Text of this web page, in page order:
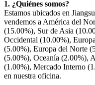
1. ¿Quiénes somos?
Estamos ubicados en
vendemos a América del
(15.00%), Sur de Asia
Occidental (10.00%),
(5.00%), Europa del Norte
(5.00%), Oceanía (2.00%),
(1.00%), Mercado Interno
en nuestra oficina.